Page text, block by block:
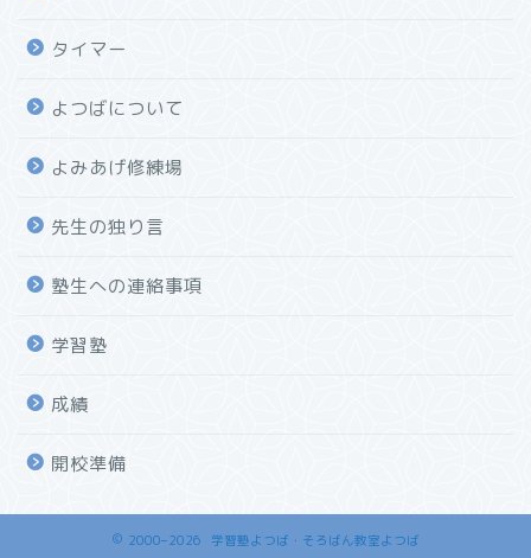
タイマー
よつばについて
よみあげ修練場
先生の独り言
塾生への連絡事項
学習塾
成績
開校準備
2000–2026 学習塾よつば・そろばん教室よつば